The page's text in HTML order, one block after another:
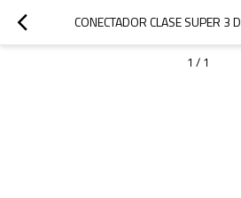
CONECTADOR CLASE SUPER 3
1 / 1